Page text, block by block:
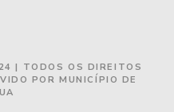
| TODOS OS DIREITOS
POR MUNICÍPIO DE